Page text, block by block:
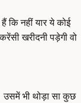
नहीं यार ये कोई
खरीदनी पड़ेगी वो
भी थोड़ा सा कुछ